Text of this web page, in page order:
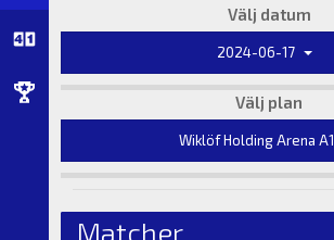
Välj datum
2024-06-17
Välj plan
Wiklöf Holding Arena A1
Matcher